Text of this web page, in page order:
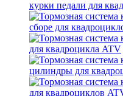
курки педали для
сборе для
для квадроцикла ATV
цилиндры для
для квадроциклов